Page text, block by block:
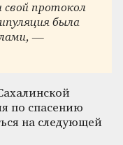
свой протокол
была
—
по спасению
на следующей